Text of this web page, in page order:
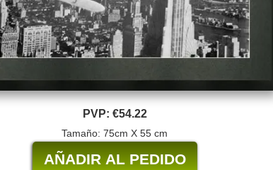
PVP: €54.22
Tamaño: 75cm X 55 cm